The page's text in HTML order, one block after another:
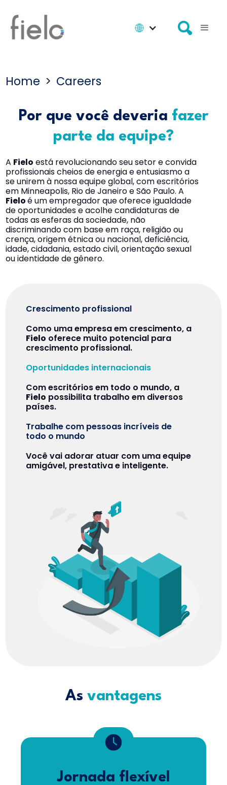
Home > Careers
Por que você deveria fazer
parte da equipe?
A Fielo está revolucionando seu setor e convida
profissionais cheios de energia e entusiasmo a
se unirem à nossa equipe global, com escritórios
em Minneapolis, Rio de Janeiro e São Paulo. A
Fieloé um empregador que oferece igualdade
de oportunidades e acolhe candidaturas de
todas as esferas da sociedade, não
discriminando com base em raça, religião ou
crença, origem étnica ou nacional, deficiência,
idade, cidadania, estado civil, orientação sexual
ou identidade de gênero.
Crescimento profissional
Como uma empresa em crescimento, a
Fielo oferece muito potencial para
crescimento profissional.
Oportunidades internacionais
Com escritórios em todo o mundo, a
Fielo possibilita trabalho em diversos
países.
Trabalhe com pessoas incríveis de
todo o mundo
Você vai adorar atuar com uma equipe
amigável, prestativa e inteligente.
As vantagens
Jornada flexível